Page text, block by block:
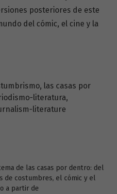
las casas por
literatura
literature
de las casas por dentro: del
de costumbres, el cómic y el
a partir de
posteriores de este
del cómic, el cine y la